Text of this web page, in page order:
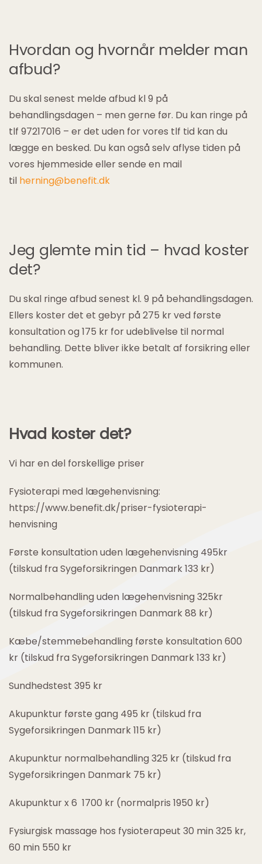
Hvordan og hvornår melder man
afbud?
Du skal senest melde afbud kl 9 på
behandlingsdagen – men gerne før. Du kan ringe på
tlf 97217016 – er det uden for vores tlf tid kan du
lægge en besked. Du kan også selv aflyse tiden på
vores hjemmeside eller sende en mail
til herning@benefit.dk
Jeg glemte min tid – hvad koster
det?
Du skal ringe afbud senest kl. 9 på behandlingsdagen.
Ellers koster det et gebyr på 275 kr ved første
konsultation og 175 kr for udeblivelse til normal
behandling. Dette bliver ikke betalt af forsikring eller
kommunen.
Hvad koster det?
Vi har en del forskellige priser
Fysioterapi med lægehenvisning:
https://www.benefit.dk/priser-fysioterapi-
henvisning
Første konsultation uden lægehenvisning 495kr
(tilskud fra Sygeforsikringen Danmark 133 kr)
Normalbehandling uden lægehenvisning 325kr
(tilskud fra Sygeforsikringen Danmark 88 kr)
Kæbe/stemmebehandling første konsultation 600
kr (tilskud fra Sygeforsikringen Danmark 133 kr)
Sundhedstest 395 kr
Akupunktur første gang 495 kr (tilskud fra
Sygeforsikringen Danmark 115 kr)
Akupunktur normalbehandling 325 kr (tilskud fra
Sygeforsikringen Danmark 75 kr)
Akupunktur x 6 1700 kr (normalpris 1950 kr)
Fysiurgisk massage hos fysioterapeut 30 min 325 kr,
60 min 550 kr